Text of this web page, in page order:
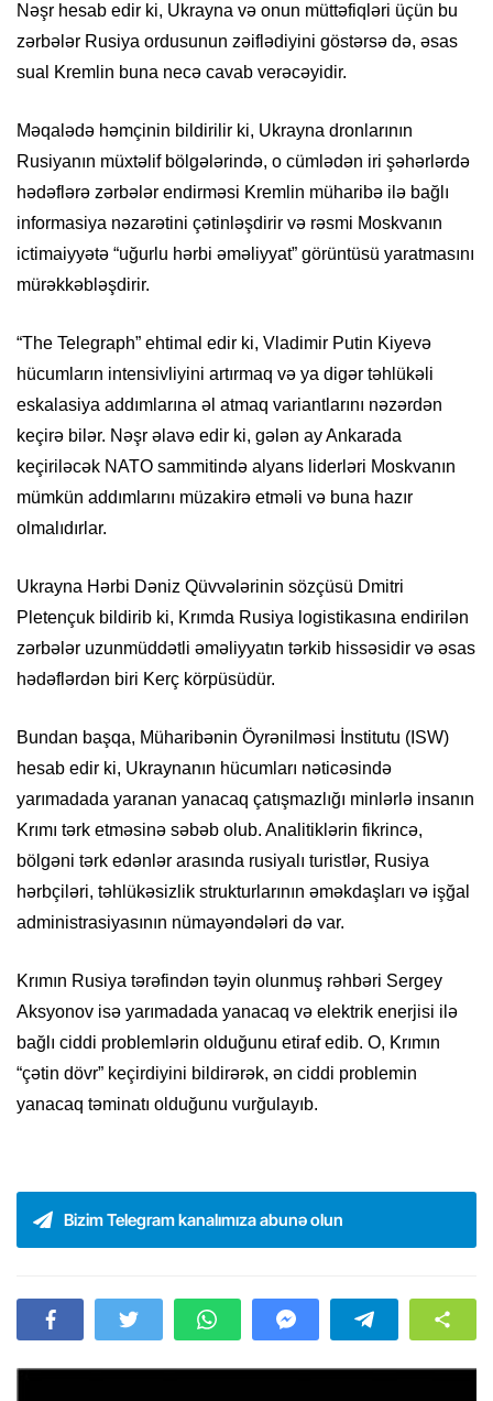
Nəşr hesab edir ki, Ukrayna və onun müttəfiqləri üçün bu
zərbələr Rusiya ordusunun zəiflədiyini göstərsə də, əsas
sual Kremlin buna necə cavab verəcəyidir.
Məqalədə həmçinin bildirilir ki, Ukrayna dronlarının
Rusiyanın müxtəlif bölgələrində, o cümlədən iri şəhərlərdə
hədəflərə zərbələr endirməsi Kremlin müharibə ilə bağlı
informasiya nəzarətini çətinləşdirir və rəsmi Moskvanın
ictimaiyyətə “uğurlu hərbi əməliyyat” görüntüsü yaratmasını
mürəkkəbləşdirir.
“The Telegraph” ehtimal edir ki, Vladimir Putin Kiyevə
hücumların intensivliyini artırmaq və ya digər təhlükəli
eskalasiya addımlarına əl atmaq variantlarını nəzərdən
keçirə bilər. Nəşr əlavə edir ki, gələn ay Ankarada
keçiriləcək NATO sammitində alyans liderləri Moskvanın
mümkün addımlarını müzakirə etməli və buna hazır
olmalıdırlar.
Ukrayna Hərbi Dəniz Qüvvələrinin sözçüsü Dmitri
Pletençuk bildirib ki, Krımda Rusiya logistikasına endirilən
zərbələr uzunmüddətli əməliyyatın tərkib hissəsidir və əsas
hədəflərdən biri Kerç körpüsüdür.
Bundan başqa, Müharibənin Öyrənilməsi İnstitutu (ISW)
hesab edir ki, Ukraynanın hücumları nəticəsində
yarımadada yaranan yanacaq çatışmazlığı minlərlə insanın
Krımı tərk etməsinə səbəb olub. Analitiklərin fikrincə,
bölgəni tərk edənlər arasında rusiyalı turistlər, Rusiya
hərbçiləri, təhlükəsizlik strukturlarının əməkdaşları və işğal
administrasiyasının nümayəndələri də var.
Krımın Rusiya tərəfindən təyin olunmuş rəhbəri Sergey
Aksyonov isə yarımadada yanacaq və elektrik enerjisi ilə
bağlı ciddi problemlərin olduğunu etiraf edib. O, Krımın
“çətin dövr” keçirdiyini bildirərək, ən ciddi problemin
yanacaq təminatı olduğunu vurğulayıb.
Bizim Telegram kanalımıza abunə olun